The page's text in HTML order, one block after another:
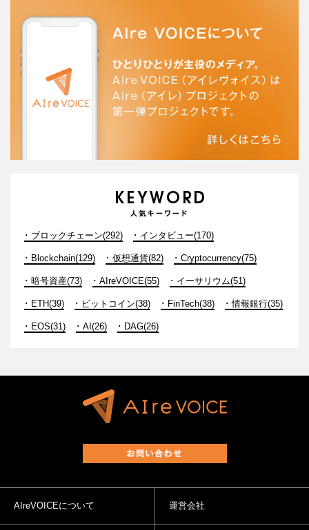
ブロックチェーン(292) インタビュー(170)
Blockchain(129) 仮想通貨(82) Cryptocurrency(75)
暗号資産(73) AIreVOICE(55) イーサリウム(51)
ETH(39) ビットコイン(38) FinTech(38) 情報銀行(35)
EOS(31) AI(26) DAG(26)
AIreVOICEについて 運営会社